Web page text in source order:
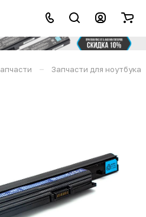
– Запчасти для ноутбука